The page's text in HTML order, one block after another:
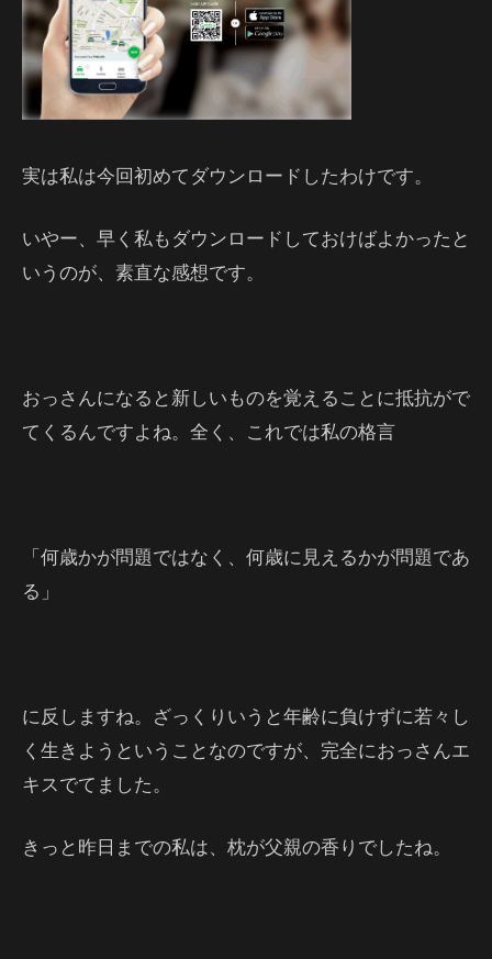
実は私は今回初めてダウンロードしたわけです。
いやー、早く私もダウンロードしておけばよかったと
いうのが、素直な感想です。
おっさんになると新しいものを覚えることに抵抗がで
てくるんですよね。全く、これでは私の格言
「何歳かが問題ではなく、何歳に見えるかが問題であ
る」
に反しますね。ざっくりいうと年齢に負けずに若々し
く生きようということなのですが、完全におっさんエ
キスでてました。
きっと昨日までの私は、枕が父親の香りでしたね。